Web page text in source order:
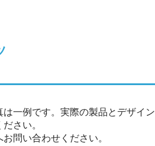
一例です。実際の製品とデザイン
さい。
問い合わせください。